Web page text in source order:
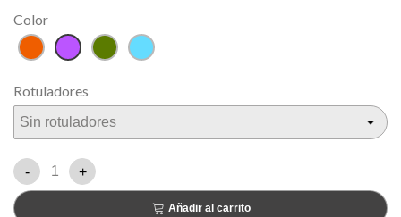
Color
Teja
Lila VerdeTurquesa
Rotuladores
- +
Añadir al carrito